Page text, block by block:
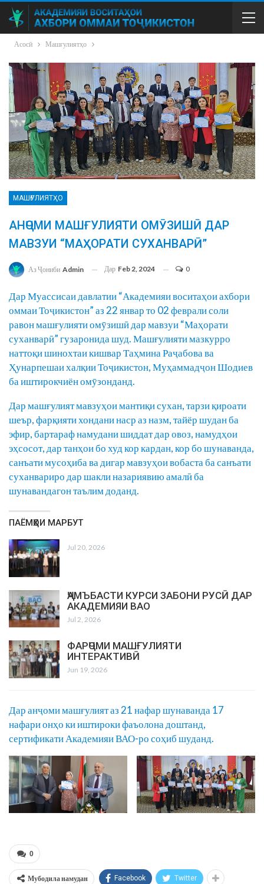
Асосӣ Машғулиятҳо
МАШҒУЛИЯТҲО
АНҶОМИ МАШҒУЛИЯТИ ОМӮЗИШӢ ДАР
МАВЗУИ “МАҲОРАТИ СУХАНВАРӢ”
Аз Ҷониби Admin Дар Feb 2, 2024 0
Дар Муассисаи давлатии “Академияи воситаҳои ахбори
оммаи Тоҷикистон” аз 22 январ то 02 феврали соли
равон машғулияти омӯзишӣ дар мавзуи “Маҳорати
суханварӣ” гузаронида шуд. Машғулияти мазкурро
наттоқи шинохтаи кишвар Таҳмина Раҷабова ва
Ҳунарпешаи халқии Тоҷикистон, Муҳаммадҷон Шодиев
ба иштирокчиён омӯзонданд.
Дар машғулият мавзуҳои мантиқи сухан, тарзи қироати
шеър, фарқияти хондани наср аз назм, тайёр шудан ба
эфир, бартараф намудани шиддат дар овоз, намудҳои
эҳсосот, дар танҳои бо худ кор кардан, кор бо шунаванда,
санъати мусоҳиба ва дигар мавзуҳои вобаста ба санъати
суханвариро дар шакли назариявию амалӣ ба
шунавандагон таълим доданд.
ПАЁМҲОИ МАРБУТ
Jul 20, 2026
ҶАМЪБАСТИ КУРСИ ЗАБОНИ РУСӢ ДАР
АКАДЕМИЯИ ВАО
Jul 2, 2026
ФАРҶОМИ МАШҒУЛИЯТИ
ИНТЕРАКТИВӢ
Jun 19, 2026
Дар анҷоми машғулият аз 21 нафар шунаванда 17
нафари онҳо ки иштироки фаъолона доштанд,
сертификати Академияи ВАО-ро соҳиб шуданд.
0
Мубодила намудан Facebook Twitter